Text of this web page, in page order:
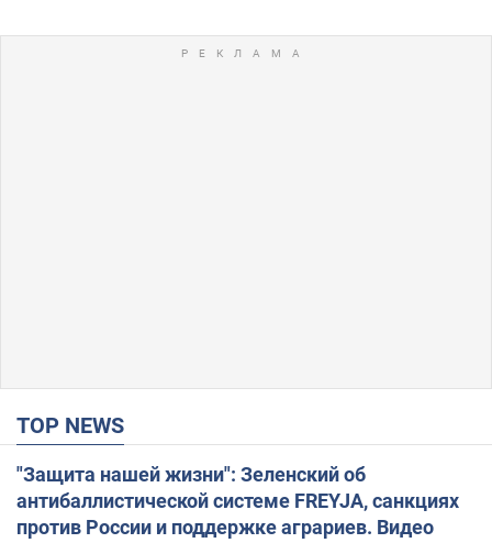
TOP NEWS
"Защита нашей жизни": Зеленский об
антибаллистической системе FREYJA, санкциях
против России и поддержке аграриев. Видео